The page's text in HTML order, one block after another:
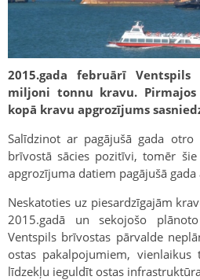
2015.gada februārī
miljoni tonnu kravu. Pirmajos
kopā kravu apgrozījums
Salīdzinot ar pagājušā gada otro
brīvostā sācies pozitīvi, tomēr
apgrozījuma datiem pagājušā
Neskatoties uz piesardzīgajām
2015.gadā un sekojošo
Ventspils brīvostas pārvalde
ostas pakalpojumiem,
līdzekļu ieguldīt ostas